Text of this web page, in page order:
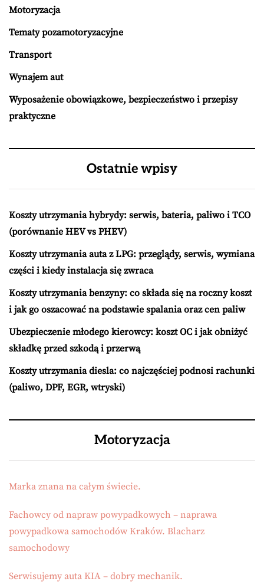
Motoryzacja
Tematy pozamotoryzacyjne
Transport
Wynajem aut
Wyposażenie obowiązkowe, bezpieczeństwo i przepisy
praktyczne
Ostatnie wpisy
Koszty utrzymania hybrydy: serwis, bateria, paliwo i TCO
(porównanie HEV vs PHEV)
Koszty utrzymania auta z LPG: przeglądy, serwis, wymiana
części i kiedy instalacja się zwraca
Koszty utrzymania benzyny: co składa się na roczny koszt
i jak go oszacować na podstawie spalania oraz cen paliw
Ubezpieczenie młodego kierowcy: koszt OC i jak obniżyć
składkę przed szkodą i przerwą
Koszty utrzymania diesla: co najczęściej podnosi rachunki
(paliwo, DPF, EGR, wtryski)
Motoryzacja
Marka znana na całym świecie.
Fachowcy od napraw powypadkowych – naprawa
powypadkowa samochodów Kraków. Blacharz
samochodowy
Serwisujemy auta KIA – dobry mechanik.